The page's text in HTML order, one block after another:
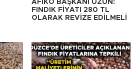
AFİKO BAŞKANI UZUN:
FINDIK FİYATI 280 TL
OLARAK REVİZE EDİLMELİ